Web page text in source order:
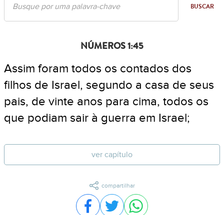
BUSCAR
NÚMEROS 1:45
Assim foram todos os contados dos
filhos de Israel, segundo a casa de seus
pais, de vinte anos para cima, todos os
que podiam sair à guerra em Israel;
ver capítulo
compartilhar
Compartilhar no Facebook
Compartilhar no Twitter
Compartilhar no